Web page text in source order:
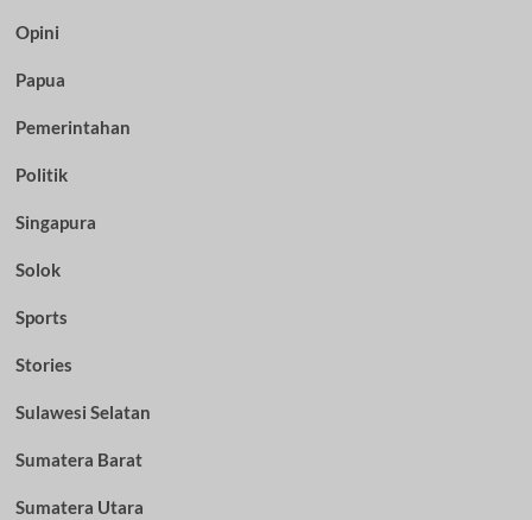
Opini
Papua
Pemerintahan
Politik
Singapura
Solok
Sports
Stories
Sulawesi Selatan
Sumatera Barat
Sumatera Utara